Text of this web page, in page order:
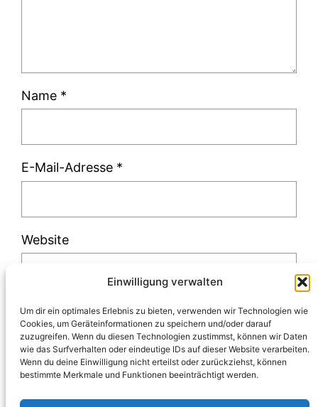
Einwilligung verwalten
Um dir ein optimales Erlebnis zu bieten, verwenden wir Technologien wie
Cookies, um Geräteinformationen zu speichern und/oder darauf
zuzugreifen. Wenn du diesen Technologien zustimmst, können wir Daten
wie das Surfverhalten oder eindeutige IDs auf dieser Website verarbeiten.
Wenn du deine Einwilligung nicht erteilst oder zurückziehst, können
bestimmte Merkmale und Funktionen beeinträchtigt werden.
Name *
E-Mail-Adresse *
Website
Diese Website verwendet Akismet, um Spam
zu reduzieren.Erfahre, wie deine
Kommentardaten verarbeitet werden.